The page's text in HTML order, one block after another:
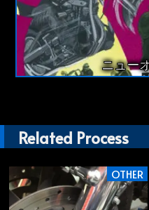
ニュー
Related Process
OTHER